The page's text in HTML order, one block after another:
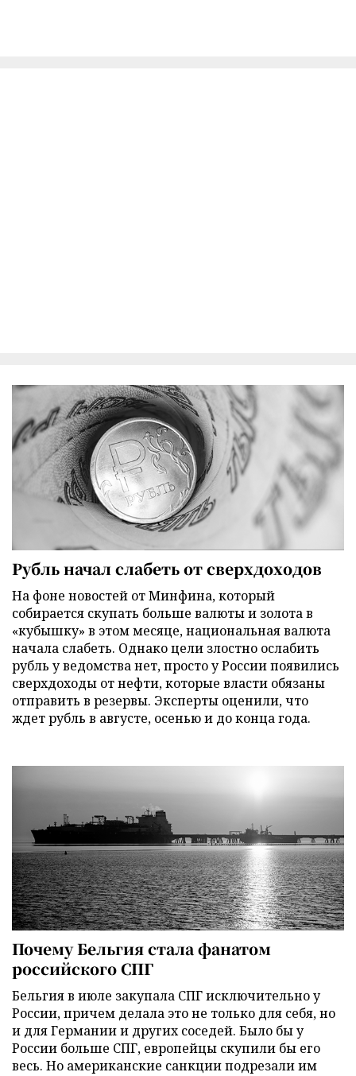
Рубль начал слабеть от сверхдоходов
На фоне новостей от Минфина, который
собирается скупать больше валюты и золота в
«кубышку» в этом месяце, национальная валюта
начала слабеть. Однако цели злостно ослабить
рубль у ведомства нет, просто у России появились
сверхдоходы от нефти, которые власти обязаны
отправить в резервы. Эксперты оценили, что
ждет рубль в августе, осенью и до конца года.
Почему Бельгия стала фанатом
российского СПГ
Бельгия в июле закупала СПГ исключительно у
России, причем делала это не только для себя, но
и для Германии и других соседей. Было бы у
России больше СПГ, европейцы скупили бы его
весь. Но американские санкции подрезали им